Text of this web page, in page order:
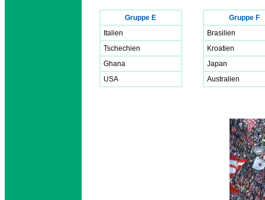
Gruppe E
Italien
Tschechien
Ghana
USA
Gruppe F
Brasilien
Kroatien
Japan
Australien